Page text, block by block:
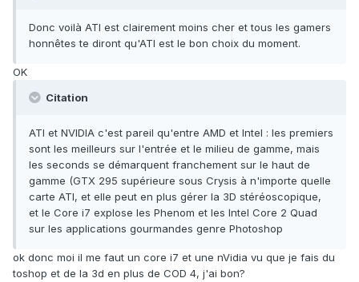
Donc voilà ATI est clairement moins cher et tous les gamers
honnêtes te diront qu'ATI est le bon choix du moment.
OK
Citation
ATI et NVIDIA c'est pareil qu'entre AMD et Intel : les premiers
sont les meilleurs sur l'entrée et le milieu de gamme, mais
les seconds se démarquent franchement sur le haut de
gamme (GTX 295 supérieure sous Crysis à n'importe quelle
carte ATI, et elle peut en plus gérer la 3D stéréoscopique,
et le Core i7 explose les Phenom et les Intel Core 2 Quad
sur les applications gourmandes genre Photoshop
ok donc moi il me faut un core i7 et une nVidia vu que je fais du
toshop et de la 3d en plus de COD 4, j'ai bon?